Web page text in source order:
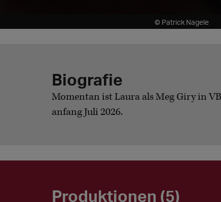
© Patrick Nagele
Biografie
Momentan ist Laura als Meg Giry in
anfang Juli 2026.
Produktionen (5)